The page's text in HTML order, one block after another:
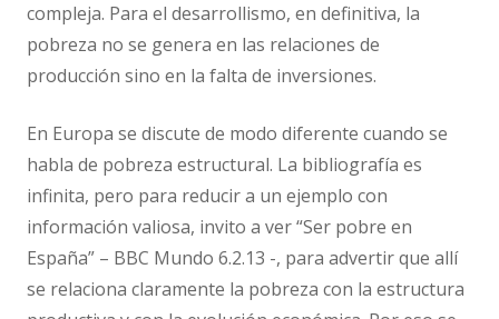
compleja. Para el desarrollismo, en definitiva, la
pobreza no se genera en las relaciones de
producción sino en la falta de inversiones.
En Europa se discute de modo diferente cuando se
habla de pobreza estructural. La bibliografía es
infinita, pero para reducir a un ejemplo con
información valiosa, invito a ver “Ser pobre en
España” – BBC Mundo 6.2.13 -, para advertir que allí
se relaciona claramente la pobreza con la estructura